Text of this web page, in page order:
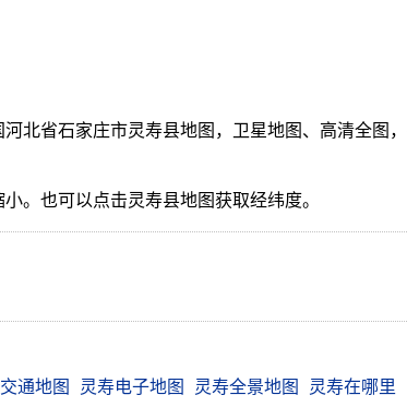
北省石家庄市灵寿县地图，卫星地图、高清全图
。也可以点击灵寿县地图获取经纬度。
通地图 灵寿电子地图 灵寿全景地图 灵寿在哪里